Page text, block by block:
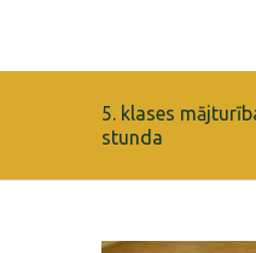
5. klases
stunda